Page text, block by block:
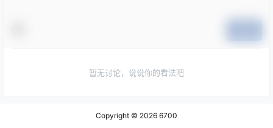
暂无讨论，说说你的看法吧
Copyright © 2026 6700